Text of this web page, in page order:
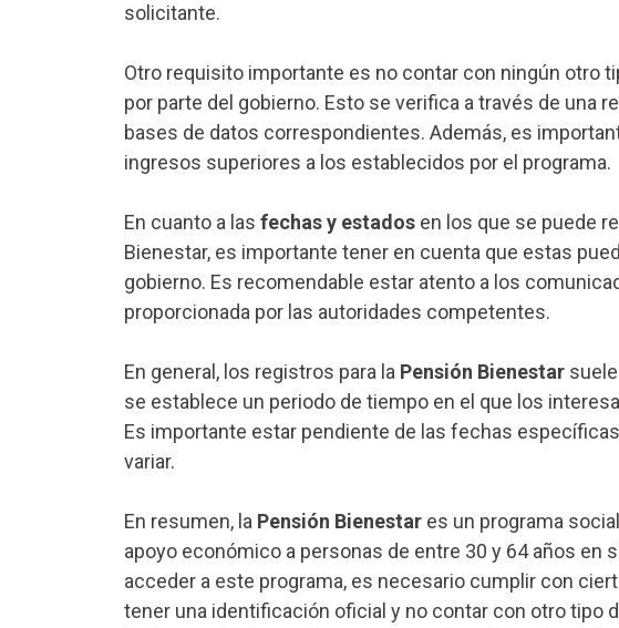
solicitante.
Otro requisito importante es no contar con ningún otro
por parte del gobierno. Esto se verifica a través de una
bases de datos correspondientes. Además, es
ingresos superiores a los establecidos por el programa.
En cuanto a las fechas y estados en los que se puede
Bienestar, es importante tener en cuenta que estas
gobierno. Es recomendable estar atento a los
proporcionada por las autoridades competentes.
En general, los registros para la Pensión Bienestar
se establece un periodo de tiempo en el que los
Es importante estar pendiente de las fechas
variar.
En resumen, la Pensión Bienestar es un programa
apoyo económico a personas de entre 30 y 64 años en
acceder a este programa, es necesario cumplir con
tener una identificación oficial y no contar con otro tipo